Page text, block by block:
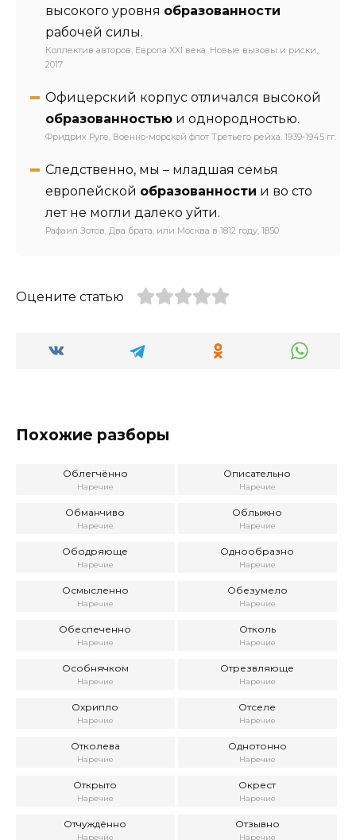
высокого уровня образованности
рабочей силы.
Коллектив авторов, Европа XXI века. Новые вызовы и риски,
2017
Офицерский корпус отличался высокой
образованностью и однородностью.
Фридрих Руге, Военно-морской флот Третьего рейха. 1939-1945 гг.
Следственно, мы – младшая семья
европейской образованности и во сто
лет не могли далеко уйти.
Рафаил Зотов, Два брата, или Москва в 1812 году, 1850
Оцените статью
Похожие разборы
Облегчённо
Наречие
Описательно
Наречие
Обманчиво
Наречие
Облыжно
Наречие
Ободряюще
Наречие
Однообразно
Наречие
Осмысленно
Наречие
Обезумело
Наречие
Обеспеченно
Наречие
Отколь
Наречие
Особнячком
Наречие
Отрезвляюще
Наречие
Охрипло
Наречие
Отселе
Наречие
Отколева
Наречие
Однотонно
Наречие
Открыто
Наречие
Окрест
Наречие
Отчуждённо
Наречие
Отзывно
Наречие